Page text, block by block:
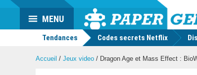
Actu
geek
MENU
Tendances Codes secrets Netflix
Accueil / Jeux video / Dragon Age et Mass Effect :